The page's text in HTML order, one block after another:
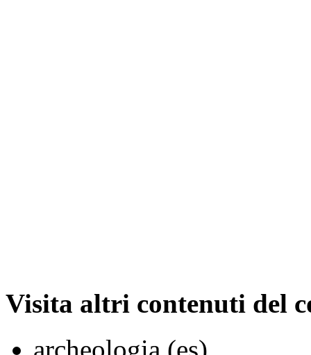
Visita altri contenuti del